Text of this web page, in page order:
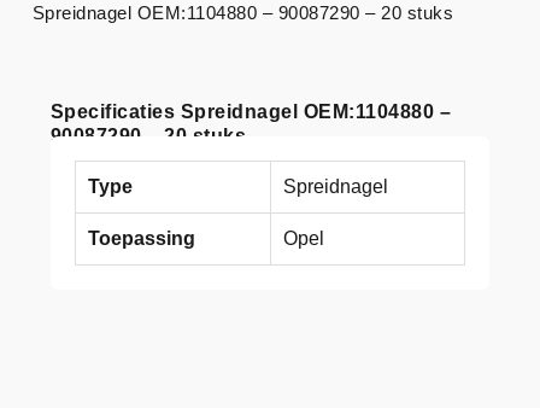
Specificaties Spreidnagel OEM:1104880 –
90087290 – 20 stuks
Type Spreidnagel
Toepassing Opel
Spreidnagel OEM:1104880 – 90087290 – 20 stuks